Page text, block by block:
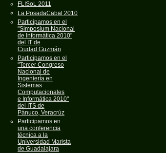
FLISoL 2011
La PosadaCabal 2010
Participamos en el
"Simposium Nacional
de Informática 2010"
del IT de
Ciudad Guzmán
Participamos en el
"Tercer Congreso
Nacional de
Ingeniería en
Sistemas
Computacionales
e Informática 2010"
del ITS de
Pánuco, Veracrúz
Participamos en
una conferencia
técnica a la
Universidad Marista
de Guadalajara